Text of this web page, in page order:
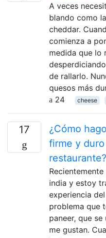
A veces
blando como
cheddar.
comienza a
medida que lo
de rallarlo.
quesos más
24
cheese
17
¿Cómo
firme y
restaurante?
india y estoy
experiencia
problema que
paneer, que
me gustan.